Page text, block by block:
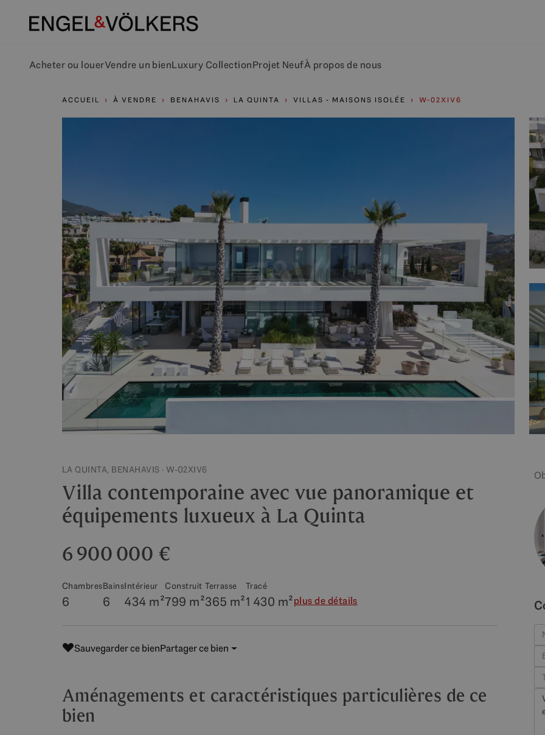
Acheter ou louerVendre un bienLuxury CollectionProjet NeufÀ propos de nous
ACCUEIL À VENDRE BENAHAVIS LA QUINTA VILLAS - MAISONS ISOLÉE W-02XIV6
LA QUINTA, BENAHAVIS · W-02XIV6
Villa contemporaine avec vue panoramique et
équipements luxueux à La Quinta
6 900 000 €
Chambres
6
Bains
6
Intérieur
434 m²
Construit
799 m²
Terrasse
365 m²
Tracé
1 430 m²plus de détails
Sauvegarder ce bienPartager ce bien
Aménagements et caractéristiques particulières de ce
bien